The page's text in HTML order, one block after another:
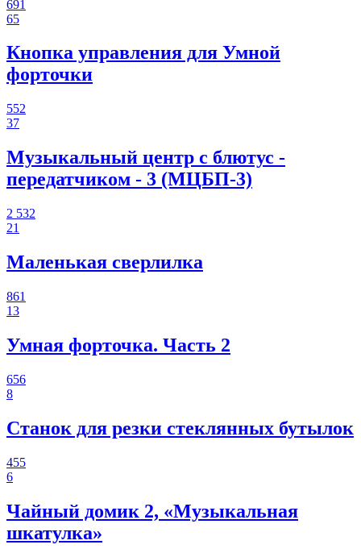
691
65
Кнопка управления для Умной
форточки
552
37
Музыкальный центр с блютус -
передатчиком - 3 (МЦБП-3)
2 532
21
Маленькая сверлилка
861
13
Умная форточка. Часть 2
656
8
Станок для резки стеклянных бутылок
455
6
Чайный домик 2, «Музыкальная
шкатулка»